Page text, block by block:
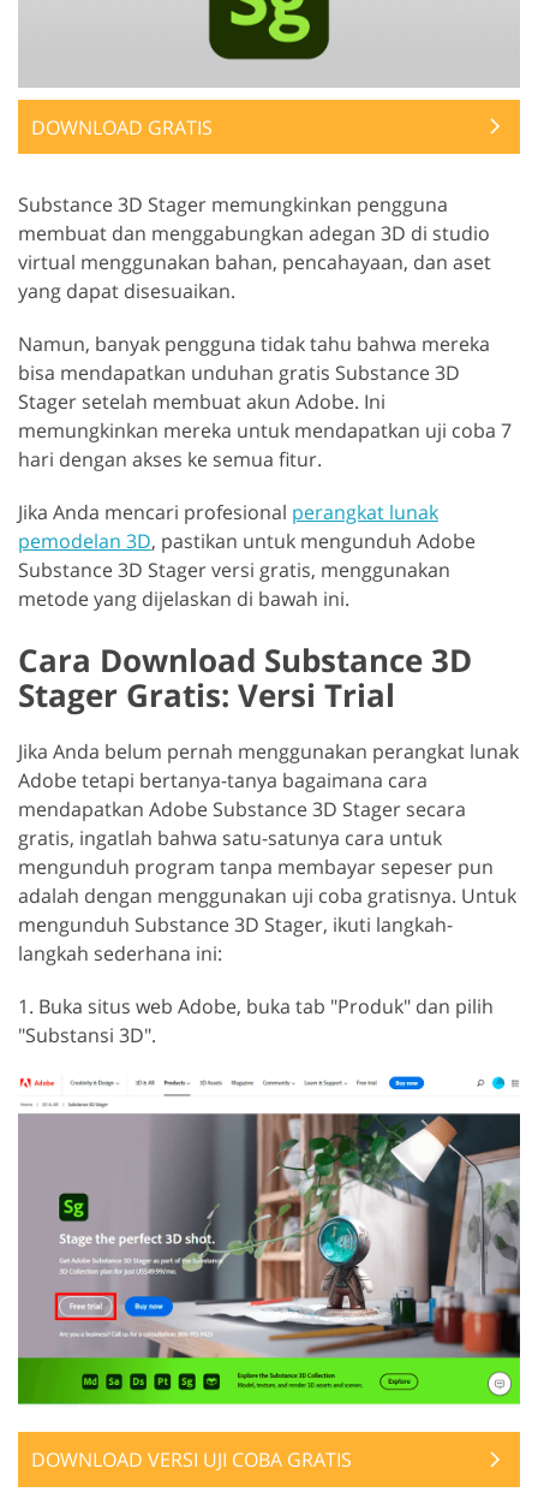
DOWNLOAD GRATIS
Substance 3D Stager memungkinkan pengguna
membuat dan menggabungkan adegan 3D di studio
virtual menggunakan bahan, pencahayaan, dan aset
yang dapat disesuaikan.
Namun, banyak pengguna tidak tahu bahwa mereka
bisa mendapatkan unduhan gratis Substance 3D
Stager setelah membuat akun Adobe. Ini
memungkinkan mereka untuk mendapatkan uji coba 7
hari dengan akses ke semua fitur.
Jika Anda mencari profesional perangkat lunak
pemodelan 3D, pastikan untuk mengunduh Adobe
Substance 3D Stager versi gratis, menggunakan
metode yang dijelaskan di bawah ini.
Cara Download Substance 3D
Stager Gratis: Versi Trial
Jika Anda belum pernah menggunakan perangkat lunak
Adobe tetapi bertanya-tanya bagaimana cara
mendapatkan Adobe Substance 3D Stager secara
gratis, ingatlah bahwa satu-satunya cara untuk
mengunduh program tanpa membayar sepeser pun
adalah dengan menggunakan uji coba gratisnya. Untuk
mengunduh Substance 3D Stager, ikuti langkah-
langkah sederhana ini:
1. Buka situs web Adobe, buka tab "Produk" dan pilih
"Substansi 3D".
DOWNLOAD VERSI UJI COBA GRATIS